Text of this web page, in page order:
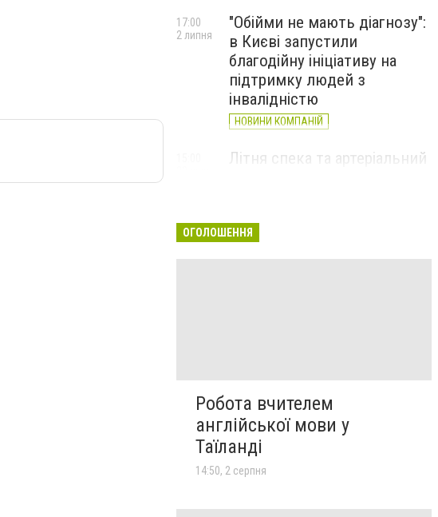
"Обійми не мають діагнозу":
в Києві запустили
благодійну ініціативу на
підтримку людей з
інвалідністю
НОВИНИ КОМПАНІЙ
17:00
2 липня
Літня спека та артеріальний
ОГОЛОШЕННЯ
Робота вчителем
англійської мови у
Таїланді
14:50, 2 серпня